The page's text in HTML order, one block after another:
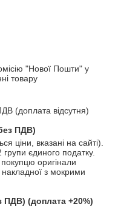
"Нової Пошти" у
товару
(доплата відсутня)
ПДВ)
ціни, вказані на сайті).
єдиного податку.
оригінали
накладної з мокрими
ПДВ) (доплата +20%)